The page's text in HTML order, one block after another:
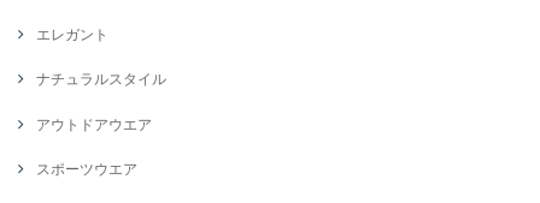
エレガント
ナチュラルスタイル
アウトドアウエア
スポーツウエア